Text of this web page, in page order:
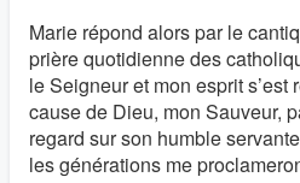
Marie répond alors par le
prière quotidienne des
le Seigneur et mon esprit s’est
cause de Dieu, mon Sauveur,
regard sur son humble
les générations me